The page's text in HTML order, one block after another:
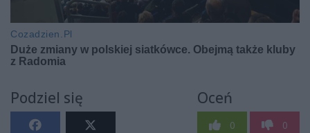
Podziel się Oceń
0 0